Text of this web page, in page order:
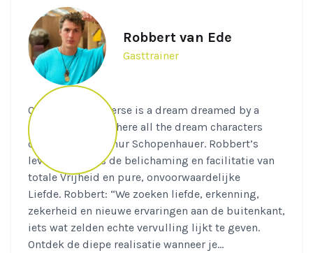
Robbert van Ede
Gasttrainer
Quote: “The Universe is a dream dreamed by a
single dreamer where all the dream characters
dream too.” - Arthur Schopenhauer. Robbert’s
levensmissie is de belichaming en facilitatie van
totale Vrijheid en pure, onvoorwaardelijke
Liefde. Robbert: “We zoeken liefde, erkenning,
zekerheid en nieuwe ervaringen aan de buitenkant,
iets wat zelden echte vervulling lijkt te geven.
Ontdek de diepe realisatie wanneer je...